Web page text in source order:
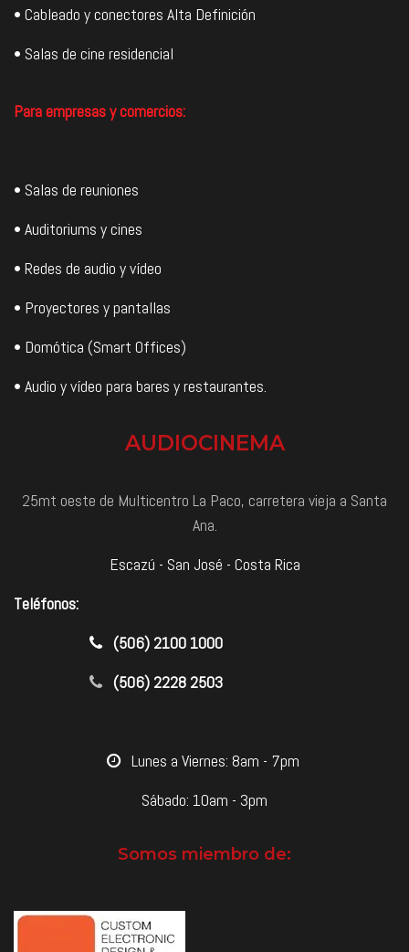
• Cableado y conectores Alta Definición
• Salas de cine residencial
Para empresas y comercios:
• Salas de reuniones
• Auditoriums y cines
• Redes de audio y vídeo
• Proyectores y pantallas
• Domótica (Smart Offices)
• Audio y vídeo para bares y restaurantes.
AUDIOCINEMA
25mt oeste de Multicentro La Paco, carretera vieja a Santa
Ana.
Escazú - San José - Costa Rica
Teléfonos:
​(506) 2100 1000
(506) 2228 2503
​Lunes a Viernes: 8am - 7pm
Sábado: 10am - 3pm
Somos miembro de: